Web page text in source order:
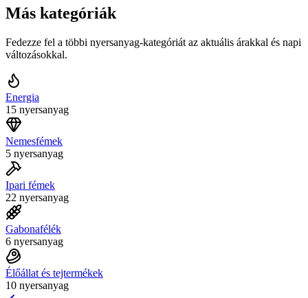
Más kategóriák
Fedezze fel a többi nyersanyag-kategóriát az aktuális árakkal és napi
változásokkal.
Energia
15 nyersanyag
Nemesfémek
5 nyersanyag
Ipari fémek
22 nyersanyag
Gabonafélék
6 nyersanyag
Élőállat és tejtermékek
10 nyersanyag